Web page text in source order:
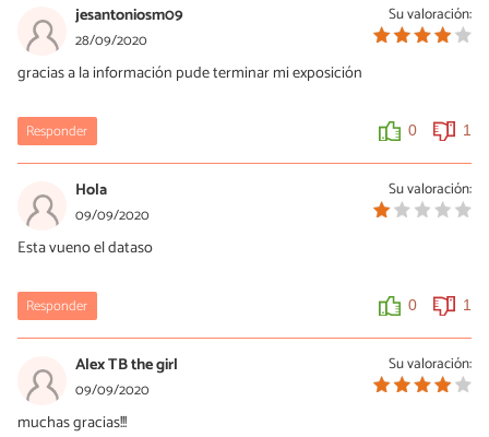
Su valoración:
jesantoniosm09
28/09/2020
gracias a la información pude terminar mi exposición
Responder 0 1
Su valoración:
Hola
09/09/2020
Esta vueno el dataso
Responder 0 1
Su valoración:
Alex TB the girl
09/09/2020
muchas gracias!!!